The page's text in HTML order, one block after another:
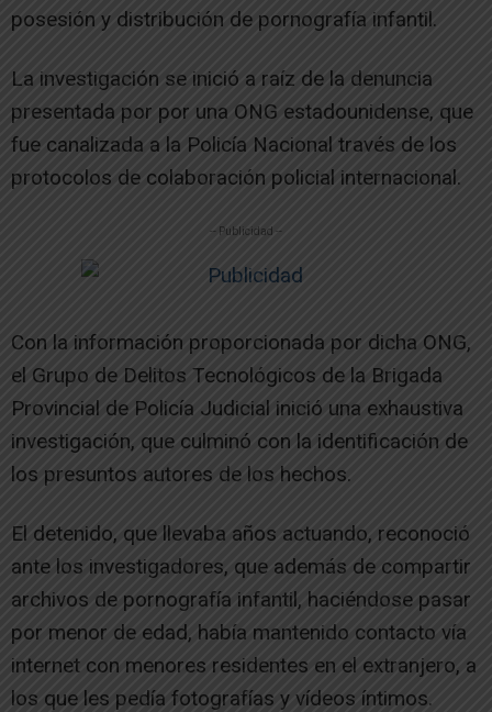
posesión y distribución de pornografía infantil.
La investigación se inició a raíz de la denuncia
presentada por por una ONG estadounidense, que
fue canalizada a la Policía Nacional través de los
protocolos de colaboración policial internacional.
-- Publicidad --
Con la información proporcionada por dicha ONG,
el Grupo de Delitos Tecnológicos de la Brigada
Provincial de Policía Judicial inició una exhaustiva
investigación, que culminó con la identificación de
los presuntos autores de los hechos.
El detenido, que llevaba años actuando, reconoció
ante los investigadores, que además de compartir
archivos de pornografía infantil, haciéndose pasar
por menor de edad, había mantenido contacto vía
internet con menores residentes en el extranjero, a
los que les pedía fotografías y vídeos íntimos.